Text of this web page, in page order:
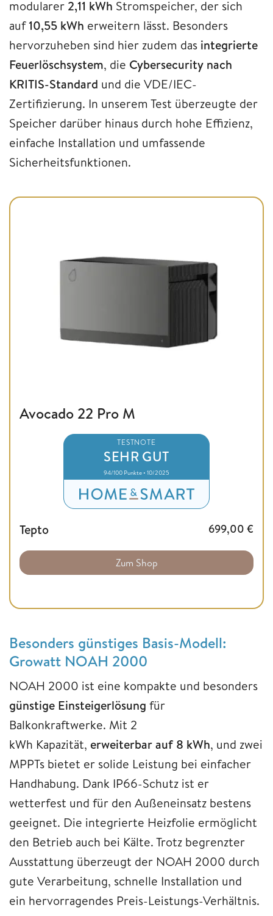
modularer 2,11 kWh Stromspeicher, der sich
auf10,55 kWh erweitern lässt. Besonders
hervorzuheben sind hier zudem das integrierte
Feuerlöschsystem, die Cybersecurity nach
KRITIS-Standard und die VDE/IEC-
Zertifizierung. In unserem Test überzeugte der
Speicher darüber hinaus durch hohe Effizienz,
einfache Installation und umfassende
Sicherheitsfunktionen.
Avocado 22 Pro M
TESTNOTE
SEHR GUT
94/100 Punkte • 10/2025
Tepto 699,00 €
Zum Shop
Besonders günstiges Basis-Modell:
Growatt NOAH 2000
NOAH 2000 ist eine kompakte und besonders
günstige Einsteigerlösung für
Balkonkraftwerke. Mit 2
kWh Kapazität, erweiterbar auf 8 kWh, und zwei
MPPTs bietet er solide Leistung bei einfacher
Handhabung. Dank IP66-Schutz ist er
wetterfest und für den Außeneinsatz bestens
geeignet. Die integrierte Heizfolie ermöglicht
den Betrieb auch bei Kälte. Trotz begrenzter
Ausstattung überzeugt der NOAH 2000 durch
gute Verarbeitung, schnelle Installation und
ein hervorragendes Preis-Leistungs-Verhältnis.